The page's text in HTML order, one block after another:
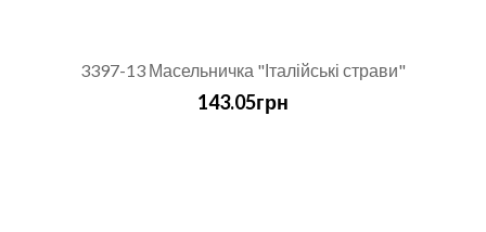
3397-13 Масельничка "Італійські страви"
143.05грн